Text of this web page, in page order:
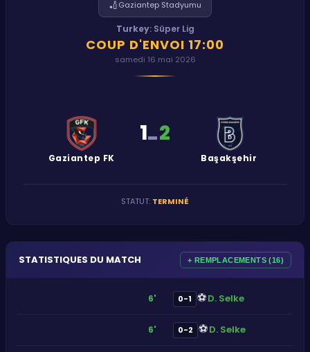
🏏Gaziantep Stadyumu
Turkey: Süper Lig
COUP D'ENVOI 17:00
samedi 16 mai 2026
Gaziantep FK
1-2
Başakşehir
STATUT: TERMINÉ
STATISTIQUES DU MATCH + REMPLACEMENTS (16)
6' 0-1 ⚽D. Selke
6' 0-2 ⚽D. Selke